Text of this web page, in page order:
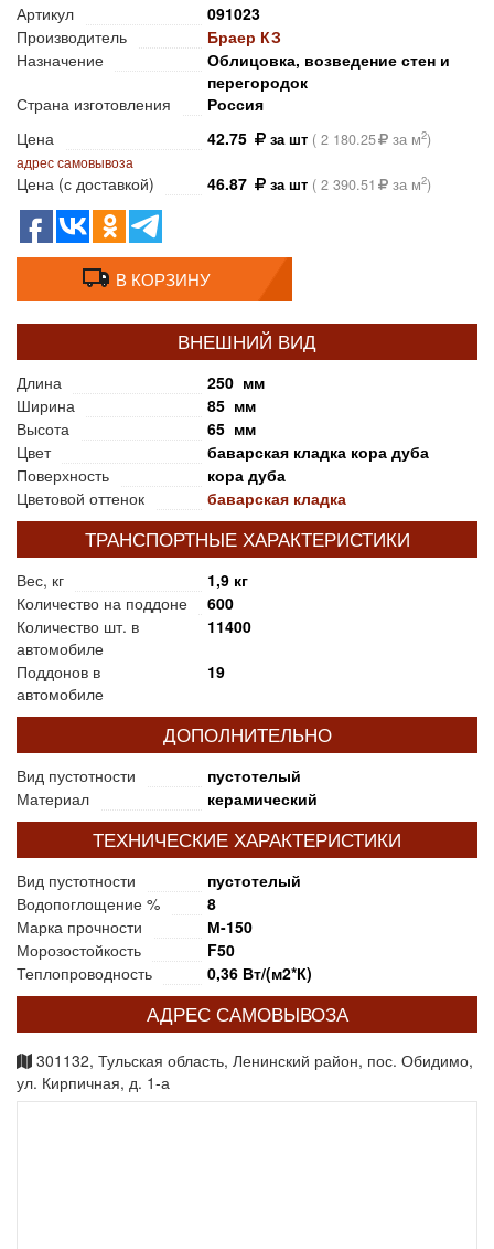
Артикул
091023
Производитель
Браер КЗ
Назначение
Облицовка, возведение стен и
перегородок
Страна изготовления
Россия
Цена
42.75 за шт ( 2 180.25 за м2)
адрес самовывоза
Цена (с доставкой) 46.87 за шт ( 2 390.51 за м2)
В КОРЗИНУ
ВНЕШНИЙ ВИД
Длина
250 мм
Ширина
85 мм
Высота
65 мм
Цвет
баварская кладка кора дуба
Поверхность
кора дуба
Цветовой оттенок
баварская кладка
ТРАНСПОРТНЫЕ ХАРАКТЕРИСТИКИ
Вес, кг
1,9 кг
Количество на поддоне
600
Количество шт. в
автомобиле
11400
Поддонов в
автомобиле
19
ДОПОЛНИТЕЛЬНО
Вид пустотности
пустотелый
Материал
керамический
ТЕХНИЧЕСКИЕ ХАРАКТЕРИСТИКИ
Вид пустотности
пустотелый
Водопоглощение %
8
Марка прочности
М-150
Морозостойкость
F50
Теплопроводность
0,36 Вт/(м2*К)
АДРЕС САМОВЫВОЗА
301132, Тульская область, Ленинский район, пос. Обидимо,
ул. Кирпичная, д. 1-а